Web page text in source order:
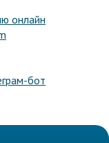
онлайн
бот